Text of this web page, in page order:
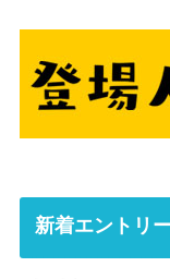
新着エントリ